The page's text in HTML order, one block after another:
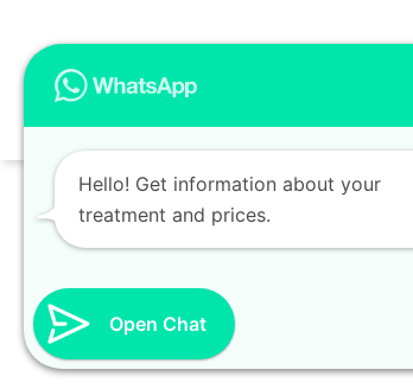
Open Chat
Hello! Get information about your
treatment and prices.